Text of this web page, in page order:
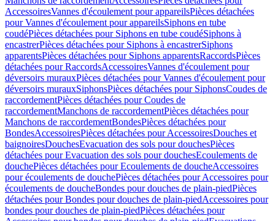
AccessoiresVannes d'écoulement pour appareilsPièces détachées
pour Vannes d'écoulement pour appareilsSiphons en tube
coudéPièces détachées pour Siphons en tube coudéSiphons à
encastrerPièces détachées pour Siphons à encastrerSiphons
apparentsPièces détachées pour Siphons apparentsRaccordsPièces
détachées pour RaccordsAccessoiresVannes d'écoulement pour
déversoirs murauxPièces détachées pour Vannes d'écoulement pour
déversoirs murauxSiphonsPièces détachées pour SiphonsCoudes de
raccordementPièces détachées pour Coudes de
raccordementManchons de raccordementPièces détachées pour
Manchons de raccordementBondesPièces détachées pour
BondesAccessoiresPièces détachées pour AccessoiresDouches et
baignoiresDouchesEvacuation des sols pour douchesPièces
détachées pour Evacuation des sols pour douchesEcoulements de
douchePièces détachées pour Ecoulements de doucheAccessoires
pour écoulements de douchePièces détachées pour Accessoires pour
écoulements de doucheBondes pour douches de plain-piedPièces
détachées pour Bondes pour douches de plain-piedAccessoires pour
bondes pour douches de plain-piedPièces détachées pour